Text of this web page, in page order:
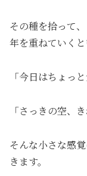
その種を拾って、
年を重ねていく
「今日はちょっ
「さっきの空、
そんな小さな感
きます。